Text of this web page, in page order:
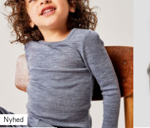
Nyhed